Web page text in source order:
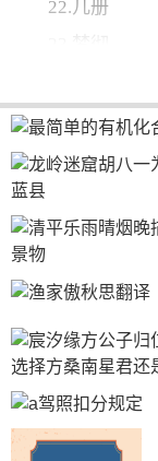
22.几册
25.愚疾
26.傲仙
28.京墨
30.别妄
31.衬腻
32.倾倒
33.柠绎